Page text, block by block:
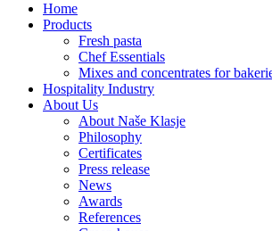
Home
Products
Fresh pasta
Chef Essentials
Mixes and concentrates for
Hospitality Industry
About Us
About Naše Klasje
Philosophy
Certificates
Press release
News
Awards
References